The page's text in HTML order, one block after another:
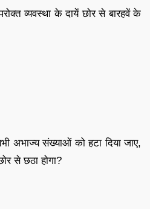
व्यवस्था के दायें छोर से बारहवें के
अभाज्य संख्याओं को हटा दिया जाए,
से छठा होगा?